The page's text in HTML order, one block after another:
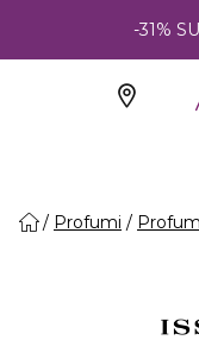
-31%
Profumi